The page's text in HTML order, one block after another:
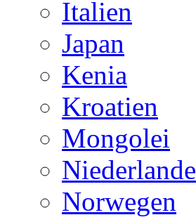
Italien
Japan
Kenia
Kroatien
Mongolei
Niederlande
Norwegen